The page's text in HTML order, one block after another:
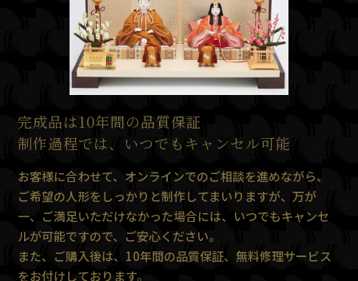
完成品は10年間の品質保証
制作過程では、いつでもキャンセル可能
お客様に合わせて、オンラインでのご相談を進めながら、
ご希望の人形をしっかりと制作してまいりますが、万が
一、ご満足いただけなかった場合には、いつでもキャンセ
ルが可能ですので、ご安心ください。
また、ご購入後は、10年間の品質保証、無料修理サービス
をお付けしております。